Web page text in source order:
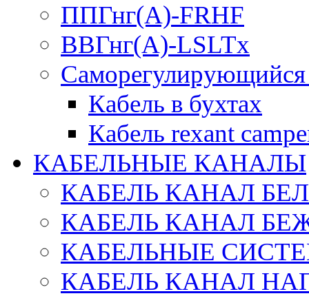
ППГнг(А)-FRHF
ВВГнг(А)-LSLTx
Саморегулирующийся
Кабель в бухтах
Кабель rexant
КАБЕЛЬНЫЕ КАНАЛЫ
КАБЕЛЬ КАНАЛ
КАБЕЛЬ КАНАЛ
КАБЕЛЬНЫЕ
КАБЕЛЬ КАНАЛ